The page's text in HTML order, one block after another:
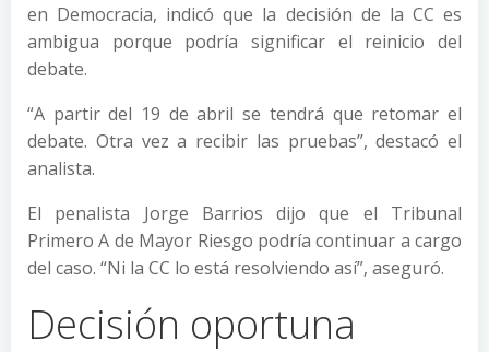
en Democracia, indicó que la decisión de la CC es
ambigua porque podría significar el reinicio del
debate.
“A partir del 19 de abril se tendrá que retomar el
debate. Otra vez a recibir las pruebas”, destacó el
analista.
El penalista Jorge Barrios dijo que el Tribunal
Primero A de Mayor Riesgo podría continuar a cargo
del caso. “Ni la CC lo está resolviendo así”, aseguró.
Decisión oportuna